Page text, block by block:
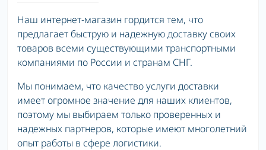
Наш интернет-магазин гордится тем, что
предлагает быструю и надежную доставку своих
товаров всеми существующими транспортными
компаниями по России и странам СНГ.
Мы понимаем, что качество услуги доставки
имеет огромное значение для наших клиентов,
поэтому мы выбираем только проверенных и
надежных партнеров, которые имеют многолетний
опыт работы в сфере логистики.